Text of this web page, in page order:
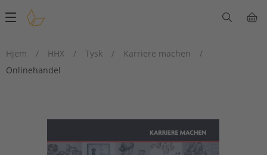
Main
Hjem
/ HHX / Tysk / Karriere machen
/
Onlinehandel